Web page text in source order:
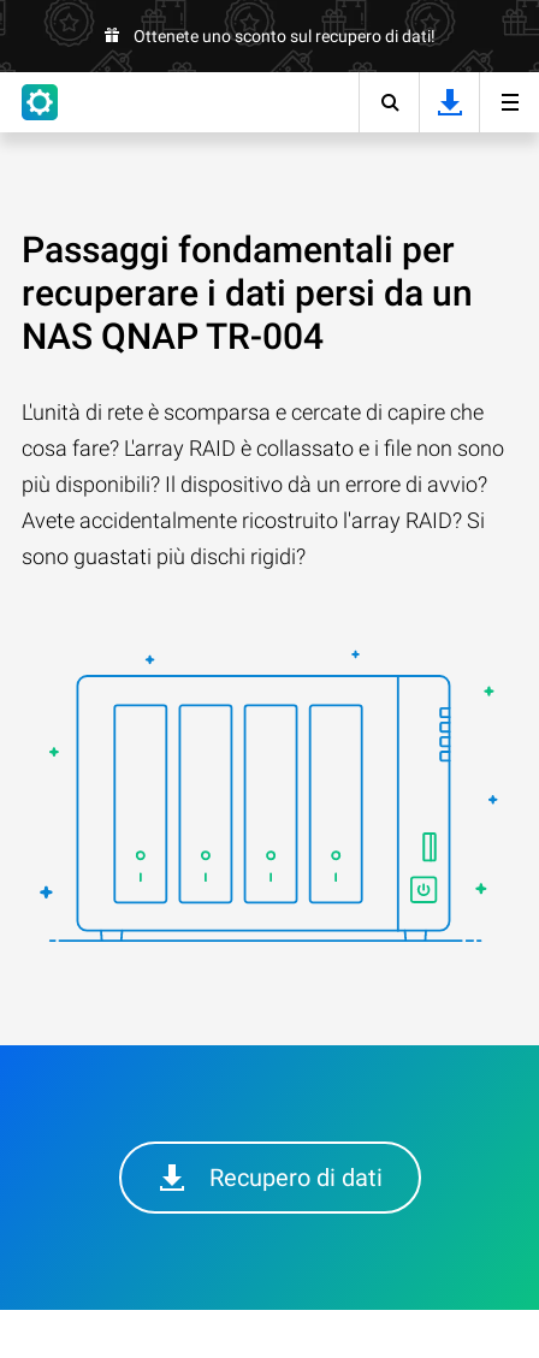
Ottenete uno sconto sul recupero di dati!
Passaggi fondamentali per
recuperare i dati persi da un
NAS QNAP TR-004
L'unità di rete è scomparsa e cercate di capire che
cosa fare? L'array RAID è collassato e i file non sono
più disponibili? Il dispositivo dà un errore di avvio?
Avete accidentalmente ricostruito l'array RAID? Si
sono guastati più dischi rigidi?
Recupero di dati